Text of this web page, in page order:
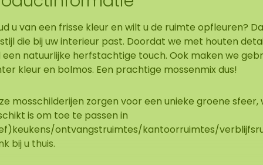
u van een frisse kleur en wilt u de ruimte opfleuren?
die bij uw interieur past. Doordat we met houten
een natuurlijke herfstachtige touch. Ook maken we
kleur en bolmos. Een prachtige mossenmix dus!
mosschilderijen zorgen voor een unieke groene
is om toe te passen in
ontvangstruimtes/kantoorruimtes/
bij u thuis.